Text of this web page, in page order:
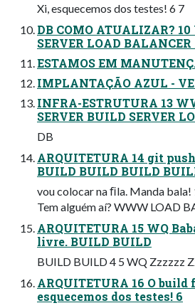
Xi, esquecemos dos testes! 6 7
DB COMO ATUALIZAR?
SERVER LOAD
ESTAMOS EM
IMPLANTAÇÃO AZUL -
INFRA-ESTRUTURA 13
SERVER BUILD SERVER
DB
ARQUITETURA 14 git
BUILD BUILD BUILD
vou colocar na ﬁla. Manda
Tem alguém aí? WWW LOAD
ARQUITETURA 15 WQ
livre. BUILD BUILD
BUILD BUILD 4 5 WQ Zzzzzz
ARQUITETURA 16 O build
esquecemos dos testes! 6